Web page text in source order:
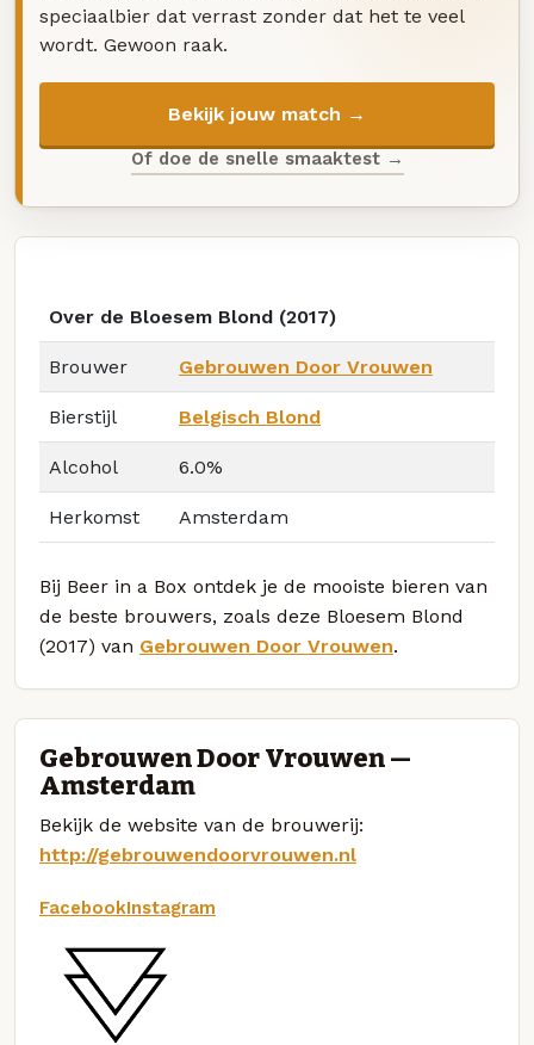
speciaalbier dat verrast zonder dat het te veel
wordt. Gewoon raak.
Bekijk jouw match →
Of doe de snelle smaaktest →
Over de Bloesem Blond (2017)
Brouwer Gebrouwen Door Vrouwen
Bierstijl Belgisch Blond
Alcohol 6.0%
Herkomst Amsterdam
Bij Beer in a Box ontdek je de mooiste bieren van
de beste brouwers, zoals deze Bloesem Blond
(2017) van Gebrouwen Door Vrouwen.
Gebrouwen Door Vrouwen —
Amsterdam
Bekijk de website van de brouwerij:
http://gebrouwendoorvrouwen.nl
FacebookInstagram